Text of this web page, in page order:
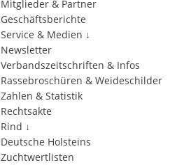
Mitglieder & Partner
Geschäftsberichte
Service & Medien ↓
Newsletter
Verbandszeitschriften & Infos
Rassebroschüren & Weideschilder
Zahlen & Statistik
Rechtsakte
Rind ↓
Deutsche Holsteins
Zuchtwertlisten